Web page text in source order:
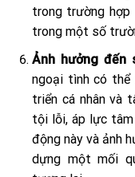
trong trường hợp
trong một số
Ảnh hưởng đến
ngoại tình có thể
triển cá nhân và
tội lỗi, áp lực
động này và ảnh
dựng một mối